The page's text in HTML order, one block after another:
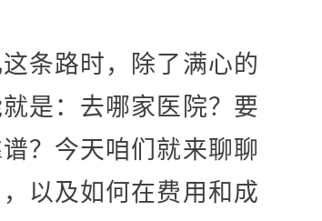
条路时，除了满心的
是：去哪家医院？要
？今天咱们就来聊聊
以及如何在费用和成